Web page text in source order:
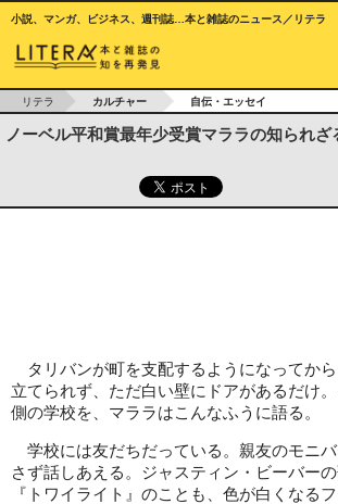
小説、マンガ、ビジネス、週刊誌…本と雑誌のニュース／リテラ
リテラ カルチャー 自伝・エッセイ
ノーベル平和賞最年少受賞マララの知られざ
タリバンが町を支配するようになってか
立てられず、ただ白い壁にドアがあるだけ
側の学校を、マララはこんなふうに語る。
学校には友だちだっている。親友のモニ
さず話しあえる。ジャスティン・ビーバー
『トワイライト』のことも、色が白くなる